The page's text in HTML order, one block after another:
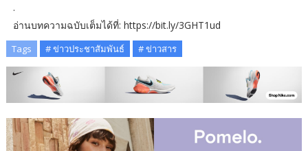
.
อ่านบทความฉบับเต็มได้ที่: https://bit.ly/3GHT1ud
Tags # ข่าวประชาสัมพันธ์ # ข่าวสาร